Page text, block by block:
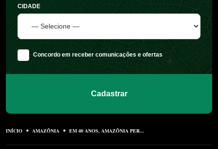
CIDADE
Concordo em receber comunicações e ofertas
Cadastrar
INÍCIO AMAZÔNIA EM 40 ANOS, AMAZÔNIA PER...